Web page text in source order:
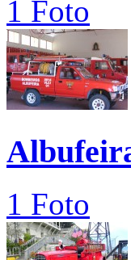
1 Foto
1 Foto